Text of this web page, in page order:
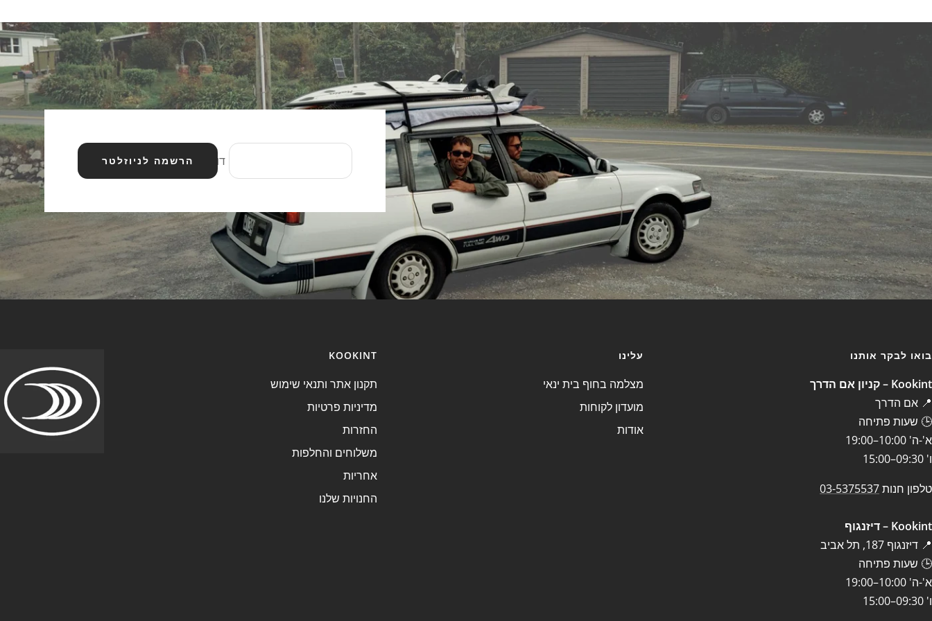
דוא״ל הרשמה לניוזלטר
בואו לבקר אותנו
Kookint – קניון אם הדרך
📍 אם הדרך
🕒 שעות פתיחה
א'-ה' 10:00–19:00
ו' 09:30–15:00
טלפון חנות03-5375537
Kookint – דיזנגוף
📍 דיזנגוף 187, תל אביב
🕒 שעות פתיחה
א'-ה' 10:00–19:00
ו' 09:30–15:00
עלינו
מצלמה בחוף בית ינאי
מועדון לקוחות
אודות
KOOKINT
תקנון אתר ותנאי שימוש
מדיניות פרטיות
החזרות
משלוחים והחלפות
אחריות
החנויות שלנו